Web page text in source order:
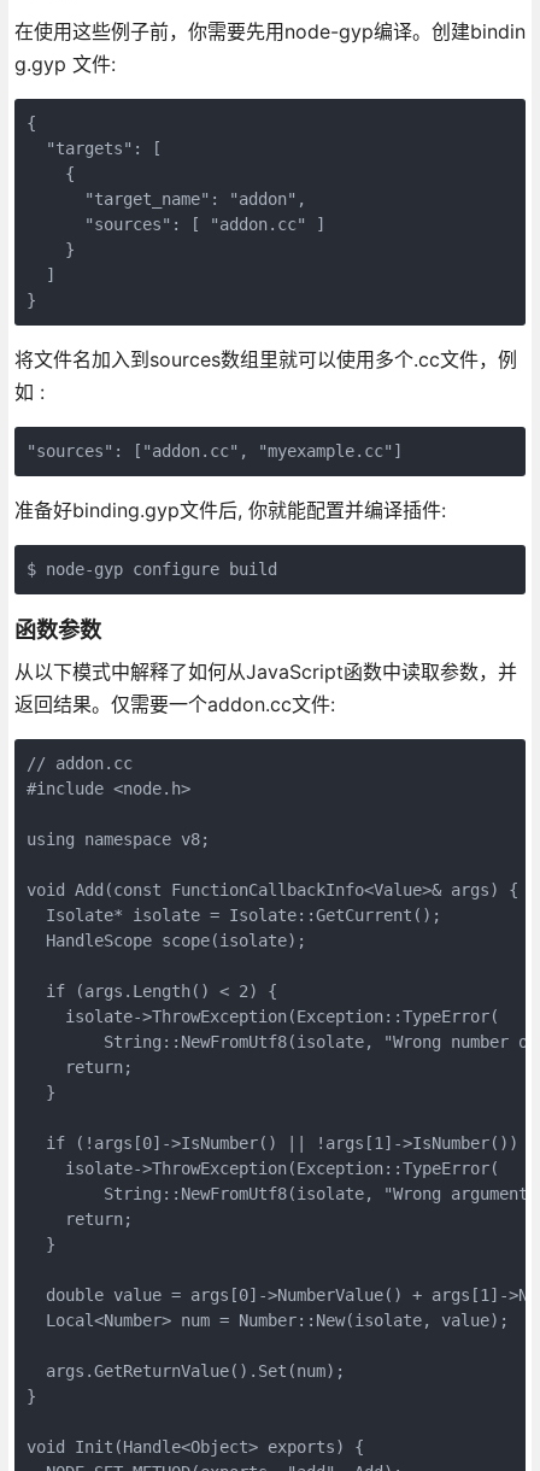
在使用这些例子前，你需要先用node-gyp编译。创建bindin
g.gyp 文件:
{
  "targets": [
    {
      "target_name": "addon",
      "sources": [ "addon.cc" ]
    }
  ]
}
将文件名加入到sources数组里就可以使用多个.cc文件，例
如 :
"sources": ["addon.cc", "myexample.cc"]
准备好binding.gyp文件后, 你就能配置并编译插件:
$ node-gyp configure build
函数参数
从以下模式中解释了如何从JavaScript函数中读取参数，并
返回结果。仅需要一个addon.cc文件:
// addon.cc
#include <node.h>
using namespace v8;
void Add(const FunctionCallbackInfo<Value>& args) {
  Isolate* isolate = Isolate::GetCurrent();
  HandleScope scope(isolate);
  if (args.Length() < 2) {
    isolate->ThrowException(Exception::TypeError(
String::NewFromUtf8(isolate, "Wrong number
    return;
  }
  if (!args[0]->IsNumber() || !args[1]->IsNumber()) {
    isolate->ThrowException(Exception::TypeError(
String::NewFromUtf8(isolate, "Wrong
    return;
  }
double value = args[0]->NumberValue() + args[1]-
  Local<Number> num = Number::New(isolate, value);
  args.GetReturnValue().Set(num);
}
void Init(Handle<Object> exports) {